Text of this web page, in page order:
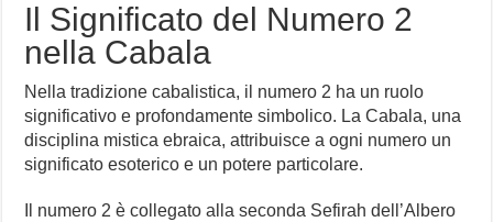
Il Significato del Numero 2
nella Cabala
Nella tradizione cabalistica, il numero 2 ha un ruolo
significativo e profondamente simbolico. La Cabala, una
disciplina mistica ebraica, attribuisce a ogni numero un
significato esoterico e un potere particolare.
Il numero 2 è collegato alla seconda Sefirah dell’Albero